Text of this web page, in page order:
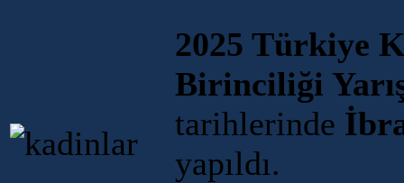
2025 Türkiye
Birinciliği
tarihlerinde
yapıldı.